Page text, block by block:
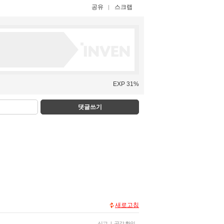
공유 스크랩
EXP 31%
댓글쓰기
새로고침